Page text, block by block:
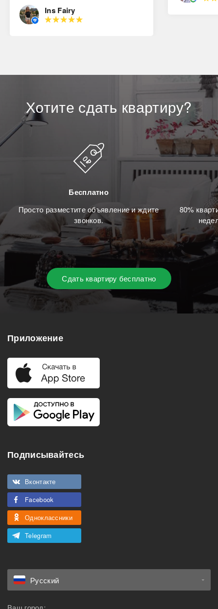
Ins Fairy
Хотите сдать квартиру?
Бесплатно
Просто разместите объявление и ждите
звонков.
80%
Сдать квартиру бесплатно
Приложение
Подписывайтесь
Вконтакте
Facebook
Одноклассники
Telegram
Русский